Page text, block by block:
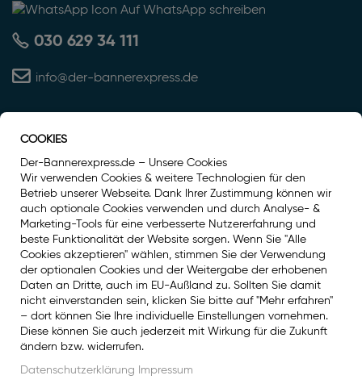
Auf WhatsApp schreiben
030 629 34 111
info@der-bannerexpress.de
Auszeichnung
Social Media
COOKIES
Der-Bannerexpress.de – Unsere Cookies
Wir verwenden Cookies & weitere Technologien für den
Betrieb unserer Webseite. Dank Ihrer Zustimmung können wir
auch optionale Cookies verwenden und durch Analyse- &
Marketing-Tools für eine verbesserte Nutzererfahrung und
beste Funktionalität der Website sorgen. Wenn Sie "Alle
Cookies akzeptieren" wählen, stimmen Sie der Verwendung
der optionalen Cookies und der Weitergabe der erhobenen
Daten an Dritte, auch im EU-Außland zu. Sollten Sie damit
nicht einverstanden sein, klicken Sie bitte auf "Mehr erfahren"
– dort können Sie Ihre individuelle Einstellungen vornehmen.
Diese können Sie auch jederzeit mit Wirkung für die Zukunft
ändern bzw. widerrufen.
Datenschutzerklärung Impressum